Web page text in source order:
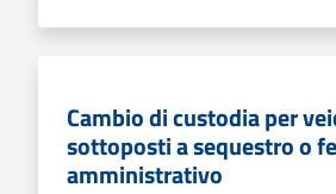
Cambio di custodia per
sottoposti a sequestro o
amministrativo